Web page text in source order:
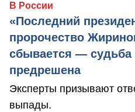
В России
«Последний
пророчество
сбывается — судьба
предрешена
Эксперты призывают
выпады.